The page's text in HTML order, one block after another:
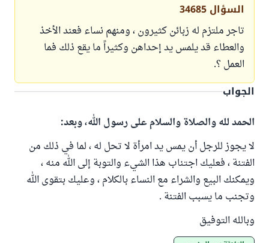
السؤال 34685
تاجر ملتزم له زبائن كثيرون ، ومنهم نساء فعند الأخذ
والعطاء قد يلمس يد إحداهن وكثيراً ما يقع ذلك فما
العمل ؟.
الجواب
الحمد لله والصلاة والسلام على رسول الله، وبعد:
لا يجوز للرجل أن يمس يد امرأة لا تحل له ، لما في ذلك من
الفتنة ، فعليك اجتناب هذا الشيء والتوبة إلى الله منه ،
ويمكنك البيع والشراء مع النساء بالكلام ، وعليك بتقوى الله
وتجنب ما يسبب الفتنة .
وبالله التوفيق